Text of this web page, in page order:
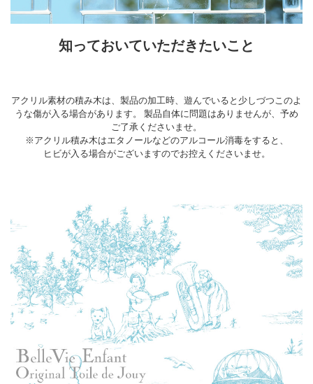
知っておいていただきたいこと
アクリル素材の積み木は、製品の加工時、遊んでいると少しづつこのよ
うな傷が入る場合があります。 製品自体に問題はありませんが、予め
ご了承くださいませ。
※アクリル積み木はエタノールなどのアルコール消毒をすると、
ヒビが入る場合がございますのでお控えくださいませ。